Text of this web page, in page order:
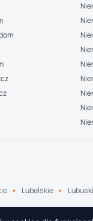
Lubelskie